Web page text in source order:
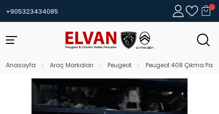
+905323434085
Anasayfa Araç Markaları Peugeot Peugeot 408 Çıkma